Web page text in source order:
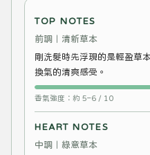
TOP NOTES
前調｜清新草本
剛洗髮時先浮現的是輕盈草
換氣的清爽感受。
香氣強度：約 5–6 / 10
HEART NOTES
中調｜綠意草本